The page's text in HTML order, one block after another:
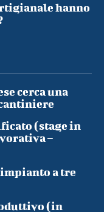
hanno
cerca una
(stage in
–
a tre
(in